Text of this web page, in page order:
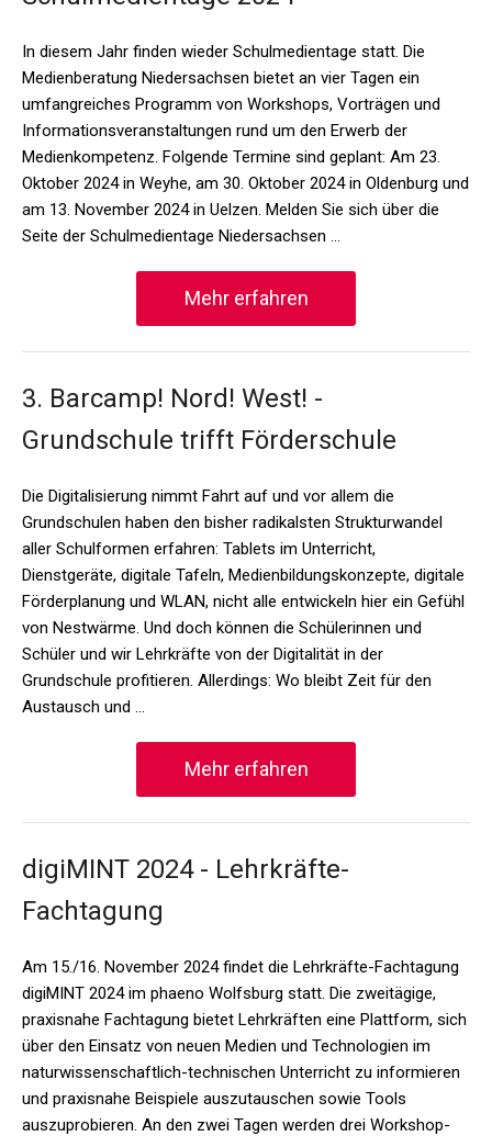
In diesem Jahr finden wieder Schulmedientage statt. Die
Medienberatung Niedersachsen bietet an vier Tagen ein
umfangreiches Programm von Workshops, Vorträgen und
Informationsveranstaltungen rund um den Erwerb der
Medienkompetenz. Folgende Termine sind geplant: Am 23.
Oktober 2024 in Weyhe, am 30. Oktober 2024 in Oldenburg und
am 13. November 2024 in Uelzen. Melden Sie sich über die
Seite der Schulmedientage Niedersachsen …
Mehr erfahren
3. Barcamp! Nord! West! -
Grundschule trifft Förderschule
Die Digitalisierung nimmt Fahrt auf und vor allem die
Grundschulen haben den bisher radikalsten Strukturwandel
aller Schulformen erfahren: Tablets im Unterricht,
Dienstgeräte, digitale Tafeln, Medienbildungskonzepte, digitale
Förderplanung und WLAN, nicht alle entwickeln hier ein Gefühl
von Nestwärme. Und doch können die Schülerinnen und
Schüler und wir Lehrkräfte von der Digitalität in der
Grundschule profitieren. Allerdings: Wo bleibt Zeit für den
Austausch und …
Mehr erfahren
digiMINT 2024 - Lehrkräfte-
Fachtagung
Am 15./16. November 2024 findet die Lehrkräfte-Fachtagung
digiMINT 2024 im phaeno Wolfsburg statt. Die zweitägige,
praxisnahe Fachtagung bietet Lehrkräften eine Plattform, sich
über den Einsatz von neuen Medien und Technologien im
naturwissenschaftlich-technischen Unterricht zu informieren
und praxisnahe Beispiele auszutauschen sowie Tools
auszuprobieren. An den zwei Tagen werden drei Workshop-